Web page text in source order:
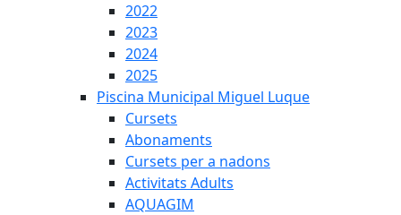
2022
2023
2024
2025
Piscina Municipal Miguel Luque
Cursets
Abonaments
Cursets per a nadons
Activitats Adults
AQUAGIM